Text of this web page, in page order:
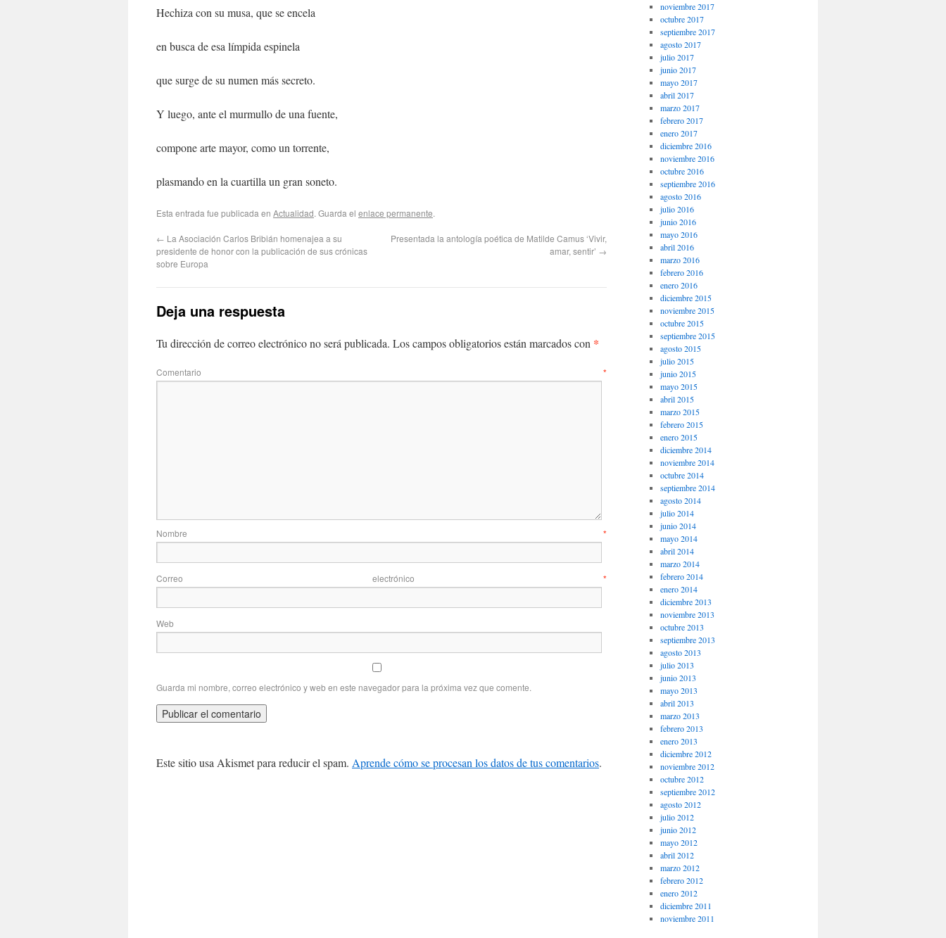
Hechiza con su musa, que se encela
en busca de esa límpida espinela
que surge de su numen más secreto.
Y luego, ante el murmullo de una fuente,
compone arte mayor, como un torrente,
plasmando en la cuartilla un gran soneto.
Esta entrada fue publicada en Actualidad. Guarda el enlace permanente.
← La Asociación Carlos Bribián homenajea a su
presidente de honor con la publicación de sus crónicas
sobre Europa
Presentada la antología poética de Matilde Camus ‘Vivir,
amar, sentir’ →
Deja una respuesta
Tu dirección de correo electrónico no será publicada. Los campos obligatorios están marcados con *
Comentario *
Nombre *
Correo electrónico *
Web
Guarda mi nombre, correo electrónico y web en este navegador para la próxima vez que comente.
Este sitio usa Akismet para reducir el spam. Aprende cómo se procesan los datos de tus comentarios.
noviembre 2017
octubre 2017
septiembre 2017
agosto 2017
julio 2017
junio 2017
mayo 2017
abril 2017
marzo 2017
febrero 2017
enero 2017
diciembre 2016
noviembre 2016
octubre 2016
septiembre 2016
agosto 2016
julio 2016
junio 2016
mayo 2016
abril 2016
marzo 2016
febrero 2016
enero 2016
diciembre 2015
noviembre 2015
octubre 2015
septiembre 2015
agosto 2015
julio 2015
junio 2015
mayo 2015
abril 2015
marzo 2015
febrero 2015
enero 2015
diciembre 2014
noviembre 2014
octubre 2014
septiembre 2014
agosto 2014
julio 2014
junio 2014
mayo 2014
abril 2014
marzo 2014
febrero 2014
enero 2014
diciembre 2013
noviembre 2013
octubre 2013
septiembre 2013
agosto 2013
julio 2013
junio 2013
mayo 2013
abril 2013
marzo 2013
febrero 2013
enero 2013
diciembre 2012
noviembre 2012
octubre 2012
septiembre 2012
agosto 2012
julio 2012
junio 2012
mayo 2012
abril 2012
marzo 2012
febrero 2012
enero 2012
diciembre 2011
noviembre 2011